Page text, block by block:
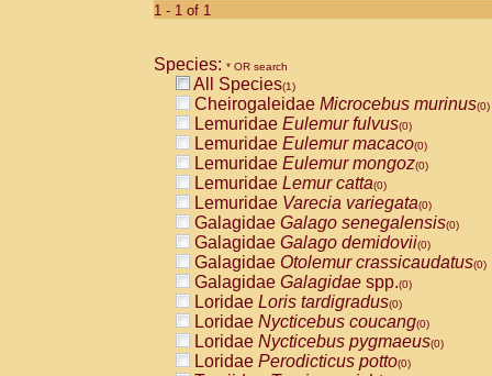
Cebidae
CebidaeCebus capucinus
CebidaeCebus nigrivittatus
CebidaeCebus spp.(0)
CebidaeSaimiri boliviensis(0)
CebidaeSaimiri sciureus(0)
AtelidaeAlouatta caraya(0)
AtelidaeAlouatta fusca(0)
AtelidaeAlouatta seniculus(0)
AtelidaeAlouattaspp.(0)
AtelidaeAteles belzebuth(0)
AtelidaeAteles geoffroyi(0)
AtelidaeAteles paniscus(0)
AtelidaeAtelesspp.(0)
AtelidaeLagothrix lagothricha(0)
AtelidaeLagothrix lagothricha cana
PitheciidaeCacajao calvus
1 - 1 of 1
Species: * OR search
All Species(1)
Cheirogaleidae Microcebus murinus(0)
Lemuridae Eulemur fulvus(0)
Lemuridae Eulemur macaco(0)
Lemuridae Eulemur mongoz(0)
Lemuridae Lemur catta(0)
Lemuridae Varecia variegata(0)
Galagidae Galago senegalensis(0)
Galagidae Galago demidovii(0)
Galagidae Otolemur crassicaudatus(0)
Galagidae Galagidae spp.(0)
Loridae Loris tardigradus(0)
Loridae Nycticebus coucang(0)
Loridae Nycticebus pygmaeus(0)
Loridae Perodicticus potto(0)